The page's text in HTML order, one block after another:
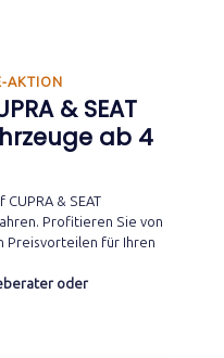
AKTION
& SEAT
ab 4
& SEAT
Profitieren Sie von
Preisvorteilen für Ihren
oder